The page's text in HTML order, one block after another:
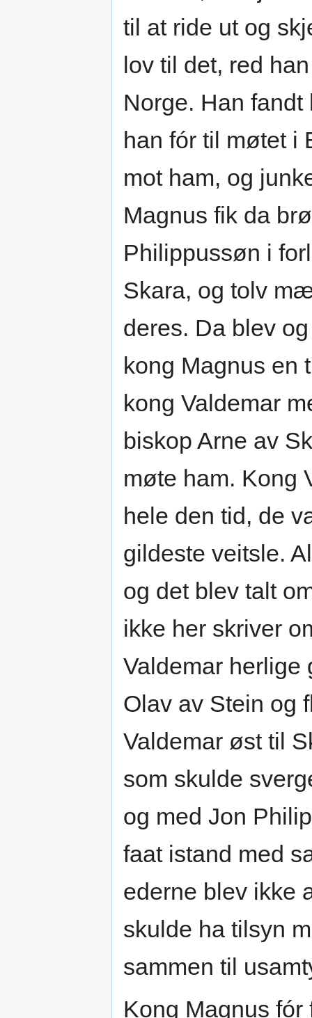
til at ride ut og
lov til det, red
Norge. Han
han fór til møtet i
mot ham, og
Magnus fik da
Philippussøn i
Skara, og tolv
deres. Da blev
kong Magnus en
kong Valdemar
biskop Arne av
møte ham. Kong
hele den tid, de
gildeste veitsle.
og det blev talt
ikke her skriver
Valdemar herlige
Olav av Stein og
Valdemar øst til
som skulde
og med Jon
faat istand med
ederne blev ikke
skulde ha tilsyn
sammen til
Kong Magnus